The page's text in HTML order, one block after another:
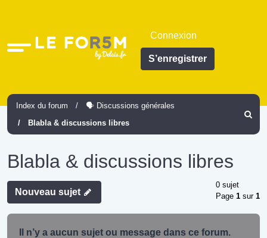
Accès
Connexion
S’enregistrer
Index du forum
🗣️ Discussions générales
Blabla & discussions libres
Blabla & discussions libres
Nouveau sujet
0 sujet
Page 1 sur 1
Il n’y a aucun sujet ou message dans ce forum.